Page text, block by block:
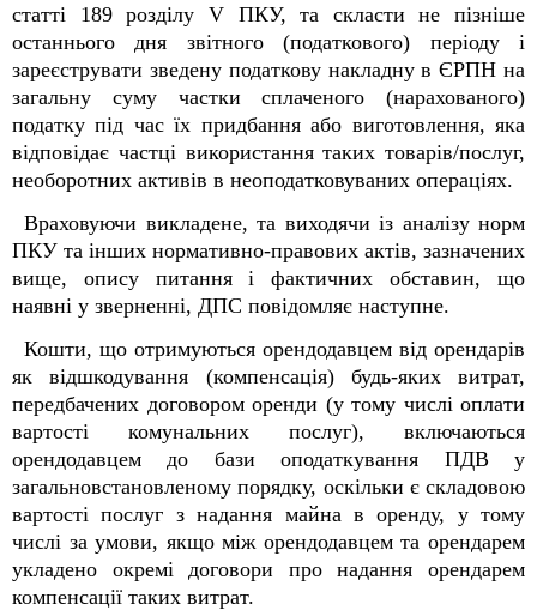
статті 189 розділу V ПКУ, та скласти не пізніше
останнього дня звітного (податкового) періоду і
зареєструвати зведену податкову накладну в ЄРПН на
загальну суму частки сплаченого (нарахованого)
податку під час їх придбання або виготовлення, яка
відповідає частці використання таких товарів/послуг,
необоротних активів в неоподатковуваних операціях.
Враховуючи викладене, та виходячи із аналізу норм
ПКУ та інших нормативно-правових актів, зазначених
вище, опису питання і фактичних обставин, що
наявні у зверненні, ДПС повідомляє наступне.
Кошти, що отримуються орендодавцем від орендарів
як відшкодування (компенсація) будь-яких витрат,
передбачених договором оренди (у тому числі оплати
вартості комунальних послуг), включаються
орендодавцем до бази оподаткування ПДВ у
загальновстановленому порядку, оскільки є складовою
вартості послуг з надання майна в оренду, у тому
числі за умови, якщо між орендодавцем та орендарем
укладено окремі договори про надання орендарем
компенсації таких витрат.